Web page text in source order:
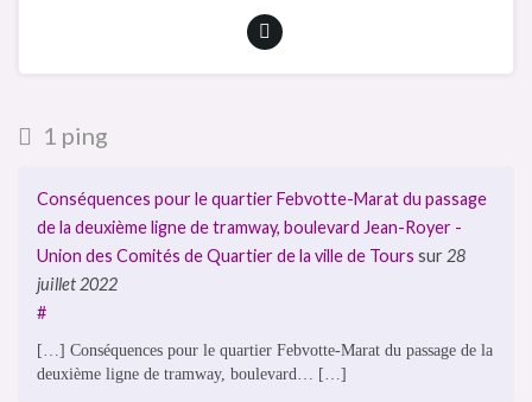
1 ping
Conséquences pour le quartier Febvotte-Marat du passage
de la deuxième ligne de tramway, boulevard Jean-Royer -
Union des Comités de Quartier de la ville de Tours sur 28
juillet 2022
#
[…] Conséquences pour le quartier Febvotte-Marat du passage de la
deuxième ligne de tramway, boulevard… […]